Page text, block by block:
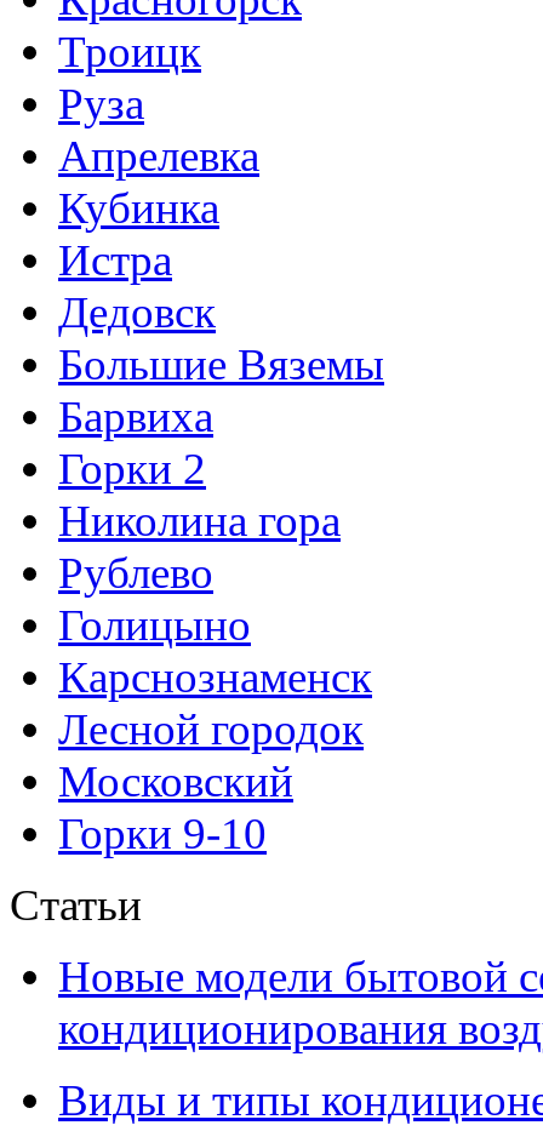
Троицк
Руза
Апрелевка
Кубинка
Истра
Дедовск
Большие Вяземы
Барвиха
Горки 2
Николина гора
Рублево
Голицыно
Карснознаменск
Лесной городок
Московский
Горки 9-10
Статьи
Новые модели бытовой
кондиционирования
Виды и типы